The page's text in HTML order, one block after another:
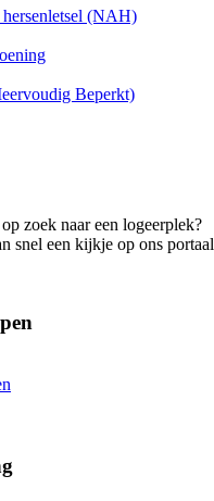
(NAH)
Beperkt)
zoek naar een logeerplek?
snel een kijkje op ons portaal